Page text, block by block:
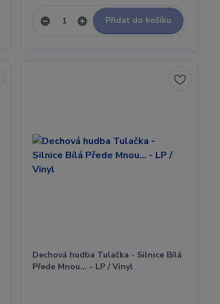
Přidat do košíku
Dechová hudba Tulačka - Silnice Bílá
Přede Mnou... - LP / Vinyl